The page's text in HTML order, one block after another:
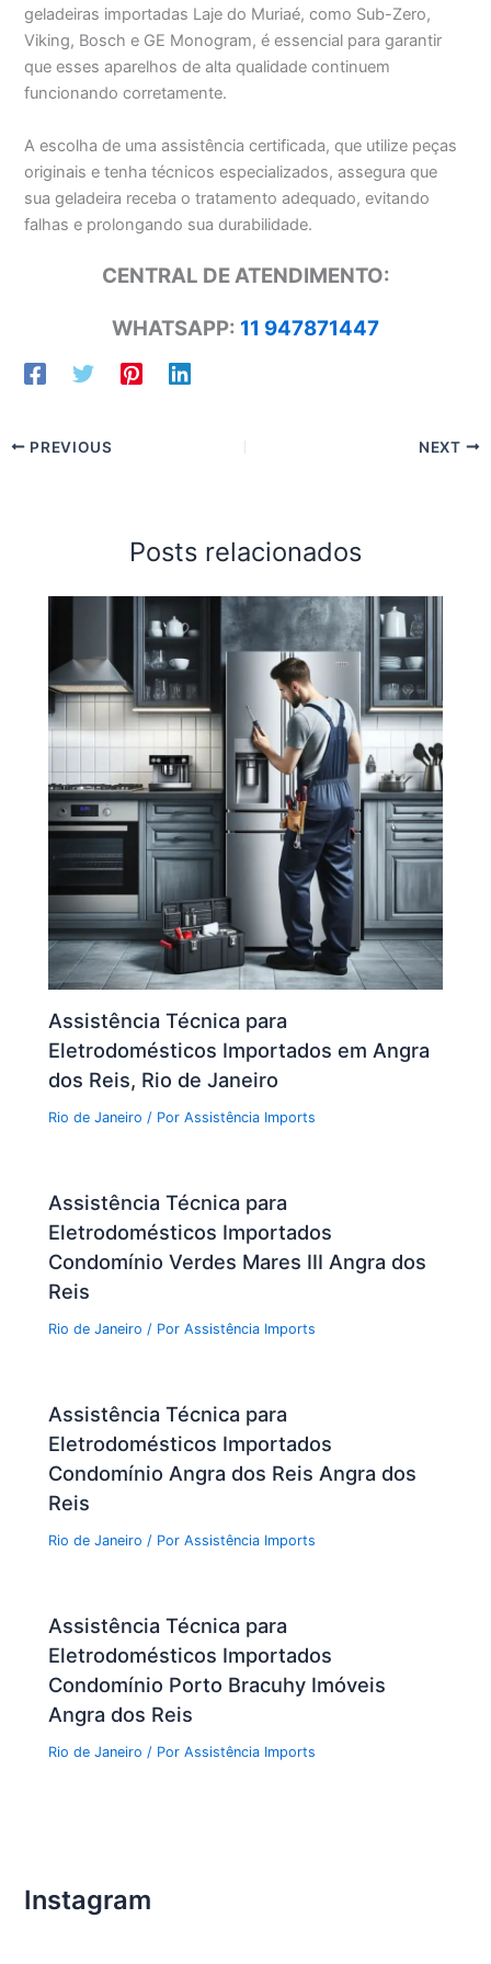
geladeiras importadas Laje do Muriaé, como Sub-Zero,
Viking, Bosch e GE Monogram, é essencial para garantir
que esses aparelhos de alta qualidade continuem
funcionando corretamente.
A escolha de uma assistência certificada, que utilize peças
originais e tenha técnicos especializados, assegura que
sua geladeira receba o tratamento adequado, evitando
falhas e prolongando sua durabilidade.
CENTRAL DE ATENDIMENTO:
WHATSAPP: 11 947871447
PREVIOUS NEXT
Posts relacionados
Assistência Técnica para
Eletrodomésticos Importados em Angra
dos Reis, Rio de Janeiro
Rio de Janeiro / PorAssistência Imports
Assistência Técnica para
Eletrodomésticos Importados
Condomínio Verdes Mares III Angra dos
Reis
Rio de Janeiro / PorAssistência Imports
Assistência Técnica para
Eletrodomésticos Importados
Condomínio Angra dos Reis Angra dos
Reis
Rio de Janeiro / PorAssistência Imports
Assistência Técnica para
Eletrodomésticos Importados
Condomínio Porto Bracuhy Imóveis
Angra dos Reis
Rio de Janeiro / PorAssistência Imports
Instagram